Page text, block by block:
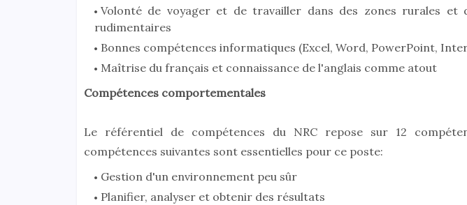
Volonté de voyager et de travailler dans des zones rurales et
rudimentaires
Bonnes compétences informatiques (Excel, Word, PowerPoint,
Maîtrise du français et connaissance de l'anglais comme atout
Compétences comportementales
Le référentiel de compétences du NRC repose sur 12
compétences suivantes sont essentielles pour ce poste:
Gestion d'un environnement peu sûr
Planifier, analyser et obtenir des résultats